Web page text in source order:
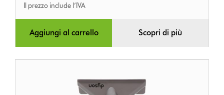
Il prezzo include l’IVA
Aggiungi al carrello Scopri di più